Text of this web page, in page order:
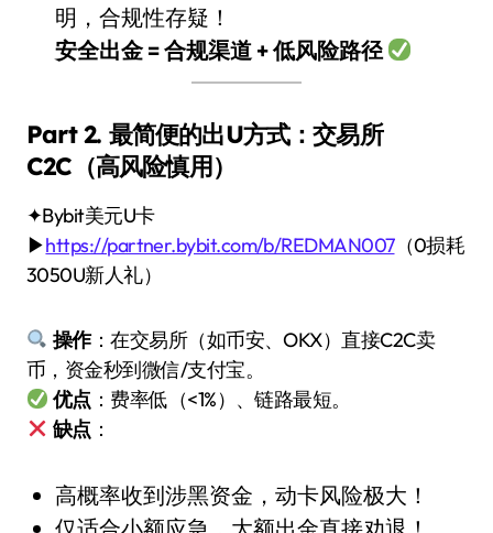
明，合规性存疑！
安全出金 = 合规渠道 + 低风险路径
Part 2. 最简便的出U方式：交易所
C2C（高风险慎用）
✦Bybit美元U卡
▶https://partner.bybit.com/b/REDMAN007（0损耗
3050U新人礼）
操作：在交易所（如币安、OKX）直接C2C卖
币，资金秒到微信/支付宝。
优点 ：费率低（<1%）、链路最短。
缺点 ：
高概率收到涉黑资金，动卡风险极大！